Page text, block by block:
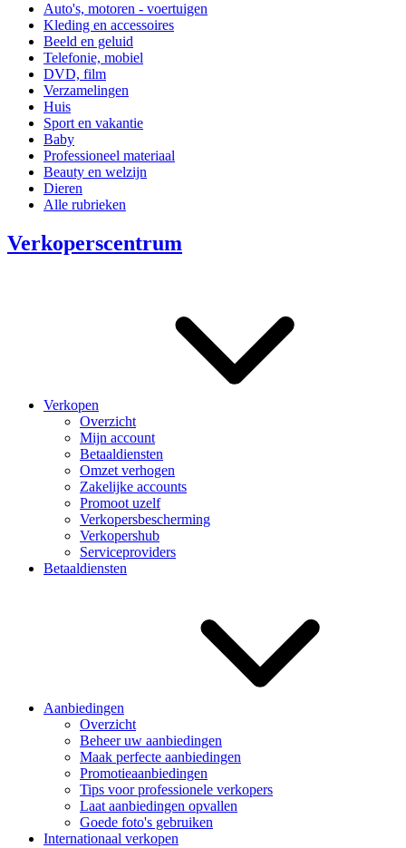
Auto's, motoren - voertuigen
Kleding en accessoires
Beeld en geluid
Telefonie, mobiel
DVD, film
Verzamelingen
Huis
Sport en vakantie
Baby
Professioneel materiaal
Beauty en welzijn
Dieren
Alle rubrieken
Verkoperscentrum
Verkopen
Overzicht
Mijn account
Betaaldiensten
Omzet verhogen
Zakelijke accounts
Promoot uzelf
Verkopersbescherming
Verkopershub
Serviceproviders
Betaaldiensten
Aanbiedingen
Overzicht
Beheer uw aanbiedingen
Maak perfecte aanbiedingen
Promotieaanbiedingen
Tips voor professionele verkopers
Laat aanbiedingen opvallen
Goede foto's gebruiken
Internationaal verkopen